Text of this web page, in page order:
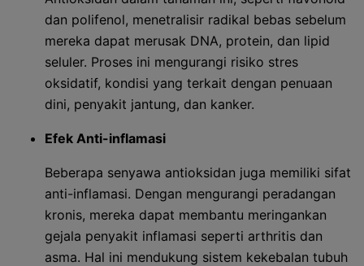
dan polifenol, menetralisir radikal bebas sebelum
mereka dapat merusak DNA, protein, dan lipid
seluler. Proses ini mengurangi risiko stres
oksidatif, kondisi yang terkait dengan penuaan
dini, penyakit jantung, dan kanker.
Efek Anti-inflamasi
Beberapa senyawa antioksidan juga memiliki sifat
anti-inflamasi. Dengan mengurangi peradangan
kronis, mereka dapat membantu meringankan
gejala penyakit inflamasi seperti arthritis dan
asma. Hal ini mendukung sistem kekebalan tubuh